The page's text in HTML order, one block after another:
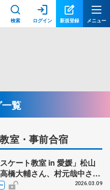
検索 ログイン 新規登録 メニュー
覧
室・事前合宿
スケート教室 in 愛媛」松山
橋大輔さん、村元哉中さ
太ら豪華な講師陣
2026.03.09